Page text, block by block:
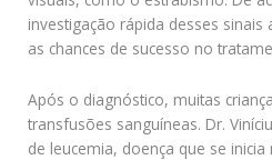
investigação rápida desses
as chances de sucesso no
Após o diagnóstico, muitas
transfusões sanguíneas. Dr.
de leucemia, doença que se